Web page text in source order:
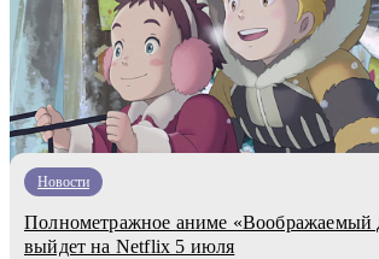
Новости
Полнометражное аниме «Воображаемый
выйдет на Netflix 5 июля